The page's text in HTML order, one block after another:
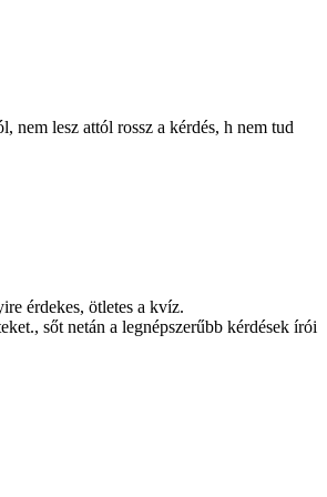
nem lesz attól rossz a kérdés, h nem tud
érdekes, ötletes a kvíz.
sőt netán a legnépszerűbb kérdések írói